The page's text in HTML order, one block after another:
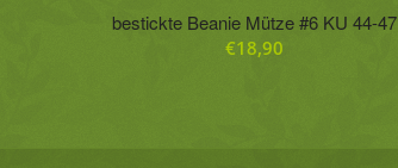
bestickte Beanie Mütze #6 KU 44-47
€18,90